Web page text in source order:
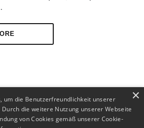
×
um die Benutzerfreundlichkeit unserer
die weitere Nutzung unserer Webseite
von Cookies gemäß unserer Cookie-